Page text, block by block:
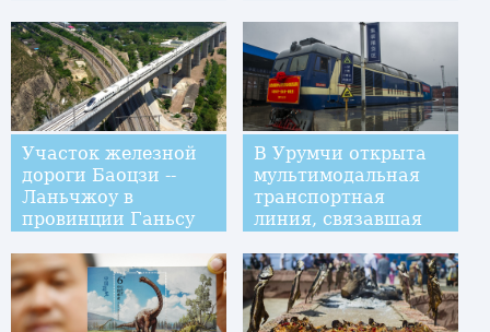
Участок железной
дороги Баоцзи --
Ланьчжоу в
провинции Ганьсу
режиме
В Урумчи открыта
мультимодальная
транспортная
линия, связавшая